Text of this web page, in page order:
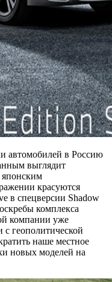
автомобилей в Россию
выглядит
красуются
в спецверсии Shadow
комплекса
компании уже
с геополитической
наше местное
новых моделей на